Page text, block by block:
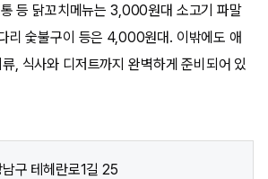
등 닭꼬치메뉴는 3,000원대 소고기 파말
리 숯불구이 등은 4,000원대. 이밖에도 애
, 식사와 디저트까지 완벽하게 준비되어 있
구 테헤란로1길 25